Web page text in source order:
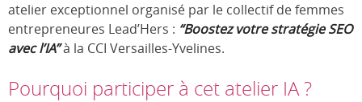
atelier exceptionnel organisé par le collectif de femmes
entrepreneures Lead’Hers : “Boostez votre stratégie SEO
avec l’IA”à la CCI Versailles-Yvelines.
Pourquoi participer à cet atelier IA ?